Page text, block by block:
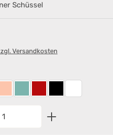
Schüssel
Versandkosten
Nordic Blush
Nordic Green
Rot Schwarz
Weiß
Gib den